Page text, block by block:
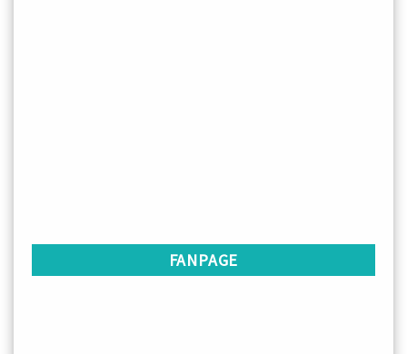
FANPAGE